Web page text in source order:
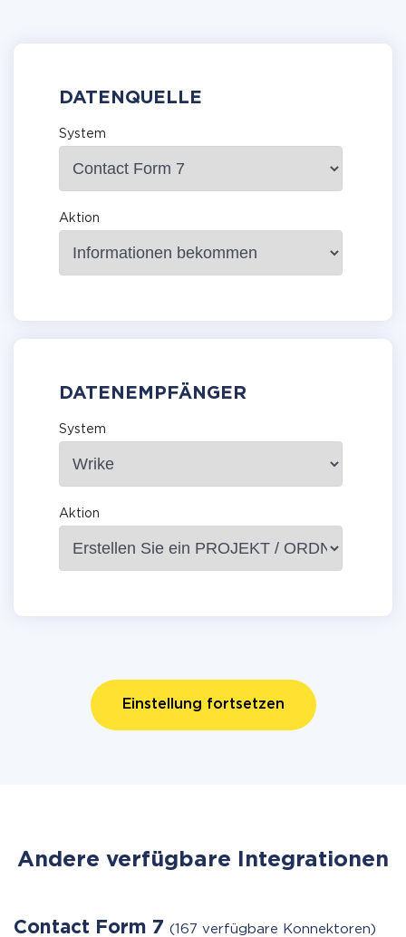
DATENQUELLE
System
Aktion
DATENEMPFÄNGER
System
Aktion
Einstellung fortsetzen
Andere verfügbare Integrationen
Contact Form 7 (167 verfügbare Konnektoren)